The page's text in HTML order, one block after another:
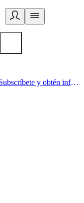
Acá comienza un estilo de vida saludable. Subscríbete y obtén información de primera mano